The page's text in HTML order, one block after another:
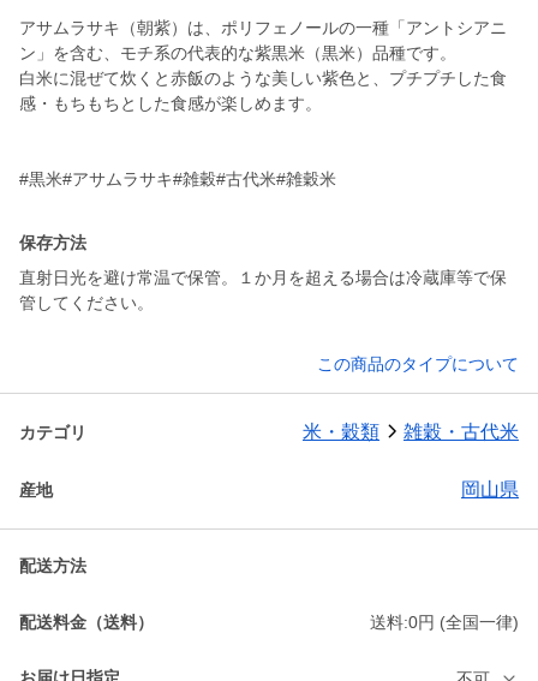
アサムラサキ（朝紫）は、ポリフェノールの一種「アントシアニ
ン」を含む、モチ系の代表的な紫黒米（黒米）品種です。
白米に混ぜて炊くと赤飯のような美しい紫色と、プチプチした食
感・もちもちとした食感が楽しめます。
#黒米#アサムラサキ#雑穀#古代米#雑穀米
保存方法
直射日光を避け常温で保管。１か月を超える場合は冷蔵庫等で保
管してください。
この商品のタイプについて
カテゴリ 米・穀類 雑穀・古代米
産地 岡山県
配送方法
配送料金（送料） 送料:0円 (全国一律)